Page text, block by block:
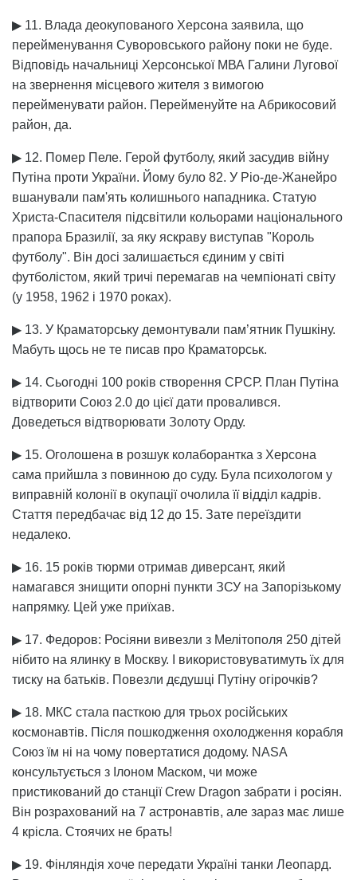
▶ 11. Влада деокупованого Херсона заявила, що
перейменування Суворовського району поки не буде.
Відповідь начальниці Херсонської МВА Галини Лугової
на звернення місцевого жителя з вимогою
перейменувати район. Перейменуйте на Абрикосовий
район, да.
▶ 12. Помер Пеле. Герой футболу, який засудив війну
Путіна проти України. Йому було 82. У Ріо-де-Жанейро
вшанували пам'ять колишнього нападника. Статую
Христа-Спасителя підсвітили кольорами національного
прапора Бразилії, за яку яскраву виступав "Король
футболу". Він досі залишається єдиним у світі
футболістом, який тричі перемагав на чемпіонаті світу
(у 1958, 1962 і 1970 роках).
▶ 13. У Краматорську демонтували пам’ятник Пушкіну.
Мабуть щось не те писав про Краматорськ.
▶ 14. Сьогодні 100 років створення СРСР. План Путіна
відтворити Союз 2.0 до цієї дати провалився.
Доведеться відтворювати Золоту Орду.
▶ 15. Оголошена в розшук колаборантка з Херсона
сама прийшла з повинною до суду. Була психологом у
виправній колонії в окупації очолила її відділ кадрів.
Стаття передбачає від 12 до 15. Зате переїздити
недалеко.
▶ 16. 15 років тюрми отримав диверсант, який
намагався знищити опорні пункти ЗСУ на Запорізькому
напрямку. Цей уже приїхав.
▶ 17. Федоров: Росіяни вивезли з Мелітополя 250 дітей
нібито на ялинку в Москву. І використовуватимуть їх для
тиску на батьків. Повезли дєдушці Путіну огірочків?
▶ 18. МКС стала пасткою для трьох російських
космонавтів. Після пошкодження охолодження корабля
Союз їм ні на чому повертатися додому. NASA
консультується з Ілоном Маском, чи може
пристикований до станції Crew Dragon забрати і росіян.
Він розрахований на 7 астронавтів, але зараз має лише
4 крісла. Стоячих не брать!
▶ 19. Фінляндія хоче передати Україні танки Леопард.